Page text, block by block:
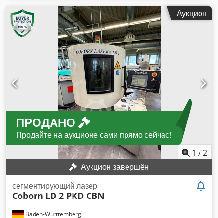
Аукцион
ПРОДАНО
Продайте на аукционе сами прямо сейчас!
1 /2
Аукцион завершён
Baden-Württemberg
сегментирующий лазер
Coborn LD 2 PKD CBN